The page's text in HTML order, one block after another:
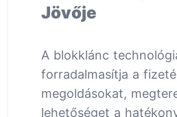
Jövője
A blokklánc
forradalmasítja a
megoldásokat,
lehetőséget a